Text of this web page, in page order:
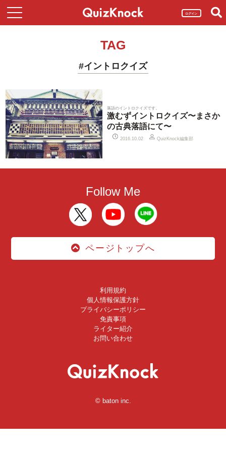
ログイン
TAG
#イントロクイズ
落語のイントロクイズです。
激むずイントロクイズ〜まさか
の古典落語にて〜
2016.10.02 QuizKnock編集部
Follow Me
ページトップへ
利用規約
個人情報保護方針
プライバシーポリシー
免責事項
ライター紹介
お問い合わせ
© baton inc.